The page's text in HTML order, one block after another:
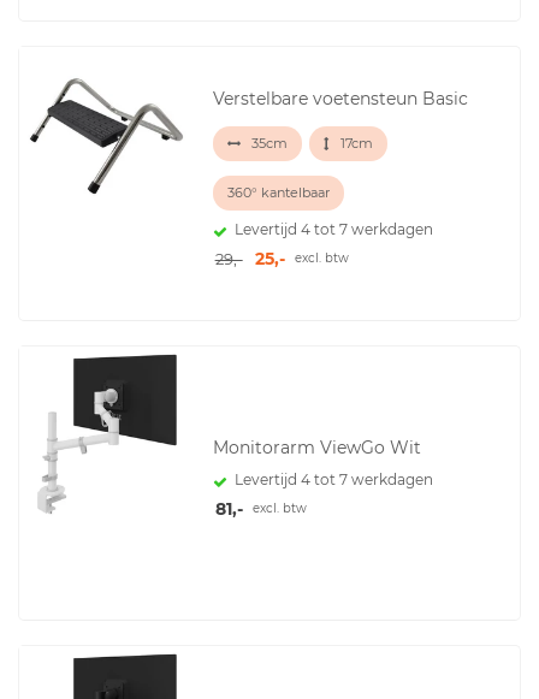
Verstelbare voetensteun Basic
35cm 17cm
360° kantelbaar
Levertijd 4 tot 7 werkdagen
29,- 25,- excl. btw
Monitorarm ViewGo Wit
Levertijd 4 tot 7 werkdagen
81,- excl. btw